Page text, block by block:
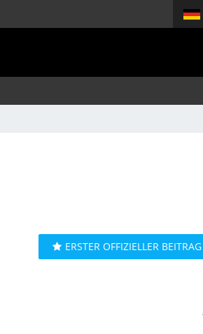
ERSTER OFFIZIELLER BEITRAG